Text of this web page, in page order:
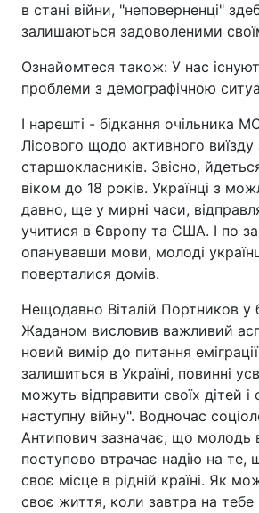
в стані війни, "неповерненці"
залишаються задоволеними
Ознайомтеся також: У нас
проблеми з демографічною
І нарешті - бідкання очільника
Лісового щодо активного виїзду
старшокласників. Звісно,
віком до 18 років. Українці з
давно, ще у мирні часи,
учитися в Європу та США. І по
опанувавши мови, молоді
поверталися домів.
Нещодавно Віталій Портников у
Жаданом висловив важливий
новий вимір до питання
залишиться в Україні, повинні
можуть відправити своїх дітей і
наступну війну". Водночас
Антипович зазначає, що молодь в
поступово втрачає надію на те,
своє місце в рідній країні. Як
своє життя, коли завтра на